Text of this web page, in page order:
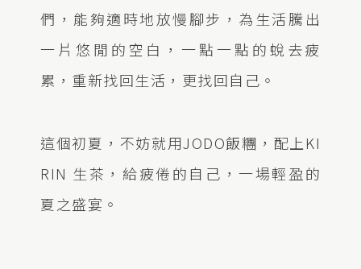
們，能夠適時地放慢腳步，為生活騰出
一片悠閒的空白，一點一點的蛻去疲
累，重新找回生活，更找回自己。
這個初夏，不妨就用JODO飯糰，配上KI
RIN 生茶，給疲倦的自己，一場輕盈的
夏之盛宴。